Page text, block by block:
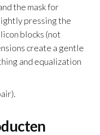
the mask for
pressing the
blocks (not
create a gentle
and equalization